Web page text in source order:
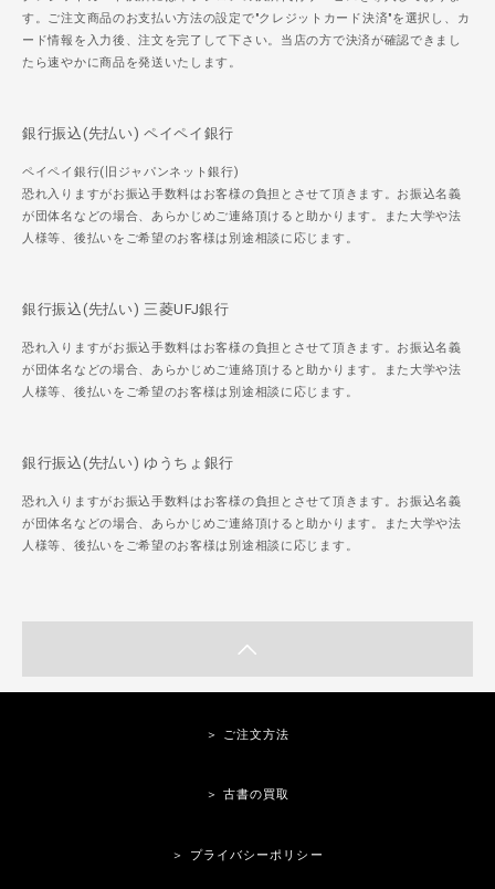
す。ご注文商品のお支払い方法の設定で"クレジットカード決済"を選択し、カ
ード情報を入力後、注文を完了して下さい。当店の方で決済が確認できまし
たら速やかに商品を発送いたします。
銀行振込(先払い) ペイペイ銀行
ペイペイ銀行(旧ジャパンネット銀行)
恐れ入りますがお振込手数料はお客様の負担とさせて頂きます。お振込名義
が団体名などの場合、あらかじめご連絡頂けると助かります。また大学や法
人様等、後払いをご希望のお客様は別途相談に応じます。
銀行振込(先払い) 三菱UFJ銀行
恐れ入りますがお振込手数料はお客様の負担とさせて頂きます。お振込名義
が団体名などの場合、あらかじめご連絡頂けると助かります。また大学や法
人様等、後払いをご希望のお客様は別途相談に応じます。
銀行振込(先払い) ゆうちょ銀行
恐れ入りますがお振込手数料はお客様の負担とさせて頂きます。お振込名義
が団体名などの場合、あらかじめご連絡頂けると助かります。また大学や法
人様等、後払いをご希望のお客様は別途相談に応じます。
＞ ご注文方法
＞ 古書の買取
＞ プライバシーポリシー